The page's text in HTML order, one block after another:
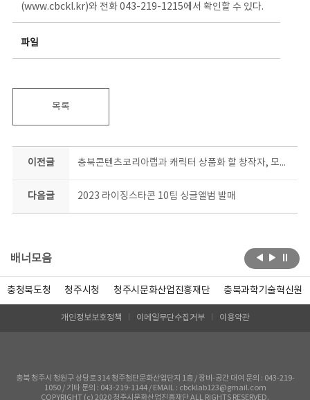
(www.cbckl.kr)와 전화 043-219-1215에서 확인할 수 있다.
파일
목록
이전글 충북콘텐츠코리아랩과 캐릭터 상품화 할 창작자, 모여라!
다음글 2023 라이징스타콘 10팀 싱글앨범 발매
배너모음
충청북도청 청주시청 청주시문화산업진흥재단 충북과학기술혁신원
개인정보보호정책 이메일무단수집거부 이용약관
충북 청주시 청원구 상당로 314 청주첨단문화산업단지 1층 / 장비-공간 대여 문의 : 043-219-
1050 / 기타 문의 : 043-219-1144 / EMAIL : cbcklab123@gmail.com
COPYRIGHT (c) 2020 청주시문화산업진흥재단 ALL RIGHTS RESERVED.